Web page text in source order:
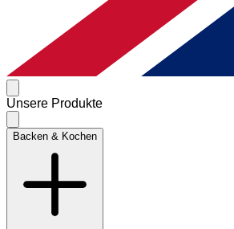
Unsere Produkte
Backen & Kochen